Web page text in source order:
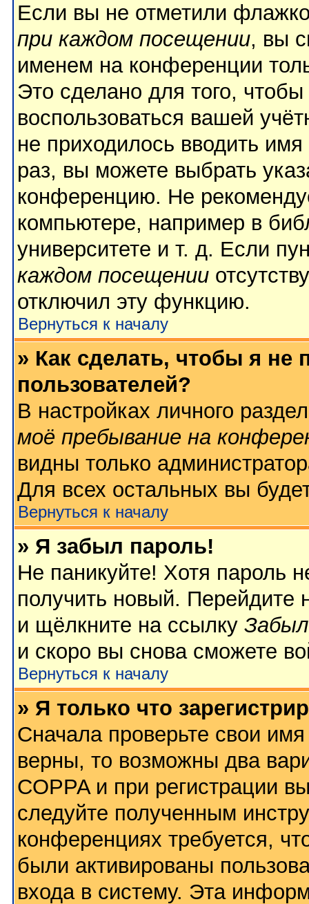
Если вы не отметили
при каждом посещении, вы
именем на конференции
Это сделано для того, чтобы
воспользоваться вашей
не приходилось вводить
раз, вы можете выбрать
конференцию. Не
компьютере, например в
университете и т. д. Если
каждом посещении
отключил эту функцию.
Вернуться к началу
» Как сделать, чтобы я не
пользователей?
В настройках личного
моё пребывание на
видны только
Для всех остальных вы
Вернуться к началу
» Я забыл пароль!
Не паникуйте! Хотя пароль
получить новый. Перейдите
и щёлкните на ссылку
и скоро вы снова сможете
Вернуться к началу
» Я только что
Сначала проверьте свои
верны, то возможны два
COPPA и при регистрации
следуйте полученным
конференциях требуется,
были активированы
входа в систему. Эта